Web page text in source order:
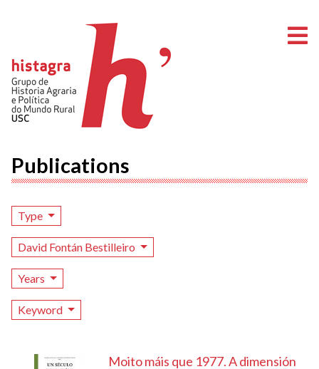
Publications
Type
David Fontán Bestilleiro
Years
Keyword
Moito máis que 1977. A dimensión